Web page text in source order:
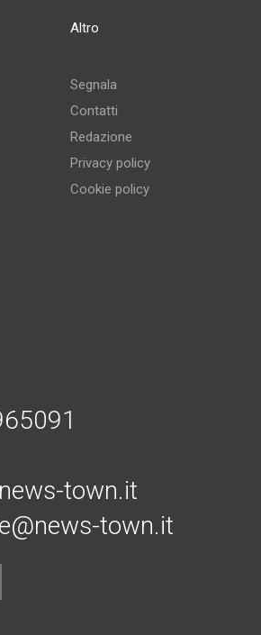
Altro
Segnala
Contatti
Redazione
Privacy policy
Cookie policy
town.it
town.it